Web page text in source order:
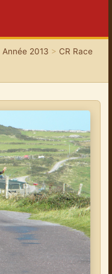
Année 2013 > CR Race